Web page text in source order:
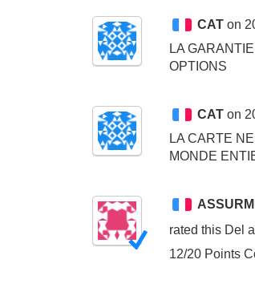
CATon
LA
OPTIONS
CATon
LA CARTE
MONDE
rated this Del
12/20 Points